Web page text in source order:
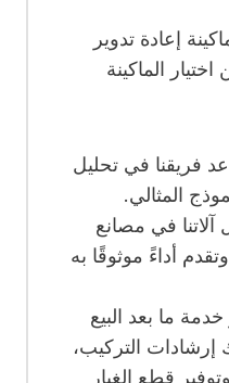
إعادة تدوير
الماكينة
فريقنا في تحليل
المثالي.
آلاتنا في مصانع
أداءً موثوقًا به
ما بعد البيع
إرشادات التركيب،
قطع الغيار